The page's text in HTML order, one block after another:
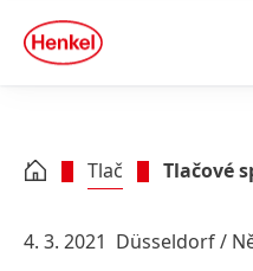
Skip to footer
quick
search
Tlač Tlačové
4. 3. 2021 Düsseldorf /